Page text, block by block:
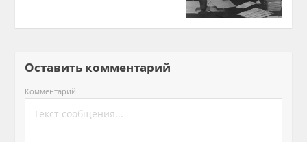
Оставить комментарий
Комментарий